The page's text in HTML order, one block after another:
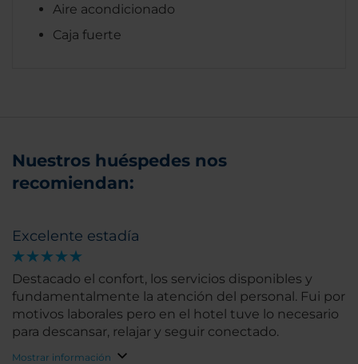
Aire acondicionado
Caja fuerte
Nuestros huéspedes nos
recomiendan:
Excelente estadía
Destacado el confort, los servicios disponibles y
fundamentalmente la atención del personal. Fui por
motivos laborales pero en el hotel tuve lo necesario
para descansar, relajar y seguir conectado.
Mostrar información